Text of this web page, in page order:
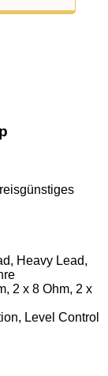
Heavy Lead,
2 x 8 Ohm, 2 x
Level Control